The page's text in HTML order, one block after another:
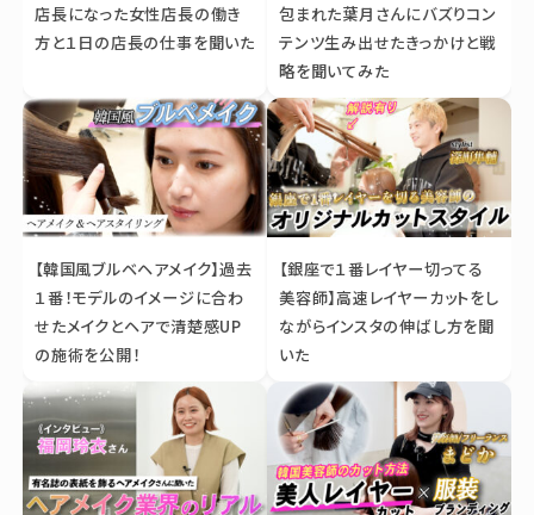
店長になった女性店長の働き
方と１日の店長の仕事を聞いた
包まれた葉月さんにバズりコン
テンツ生み出せたきっかけと戦
略を聞いてみた
【韓国風ブルベヘアメイク】過去
１番！モデルのイメージに合わ
せたメイクとヘアで清楚感UP
の施術を公開！
【銀座で１番レイヤー切ってる
美容師】高速レイヤーカットをし
ながらインスタの伸ばし方を聞
いた